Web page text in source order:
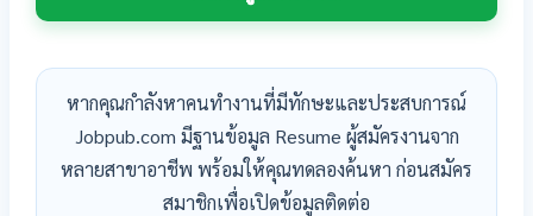
หากคุณกำลังหาคนทำงานที่มีทักษะและประสบการณ์
Jobpub.com มีฐานข้อมูล Resume ผู้สมัครงานจาก
หลายสาขาอาชีพ พร้อมให้คุณทดลองค้นหา ก่อนสมัคร
สมาชิกเพื่อเปิดข้อมูลติดต่อ